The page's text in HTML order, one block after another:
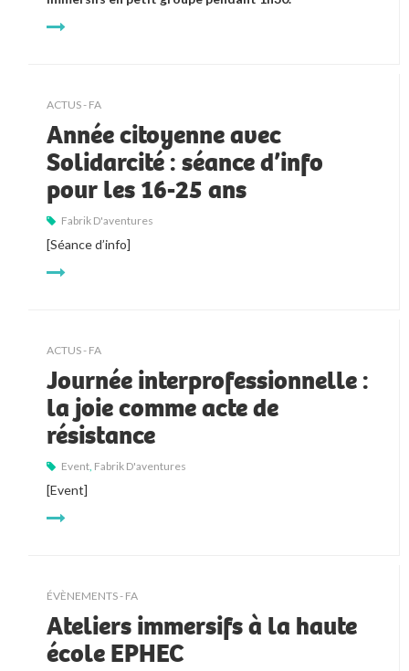
ACTUS - FA
Année citoyenne avec
Solidarcité : séance d’info
pour les 16-25 ans
Fabrik D'aventures
[Séance d’info]
ACTUS - FA
Journée interprofessionnelle :
la joie comme acte de
résistance
Event Fabrik D'aventures
[Event]
ÉVÈNEMENTS - FA
Ateliers immersifs à la haute
école EPHEC